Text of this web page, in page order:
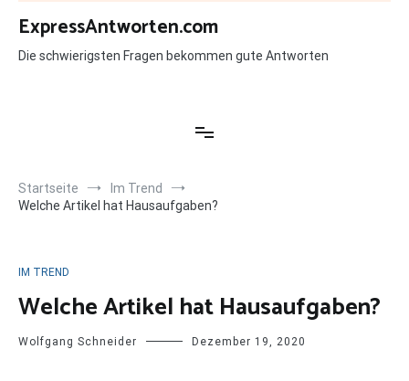
Zum
Inhalt
springen
ExpressAntworten.com
Die schwierigsten Fragen bekommen gute Antworten
Startseite
Im Trend
Welche Artikel hat Hausaufgaben?
IM TREND
Welche Artikel hat Hausaufgaben?
Wolfgang Schneider Dezember 19, 2020